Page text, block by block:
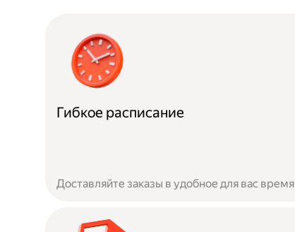
Гибкое расписание
Доставляйте заказы в удобное для вас время